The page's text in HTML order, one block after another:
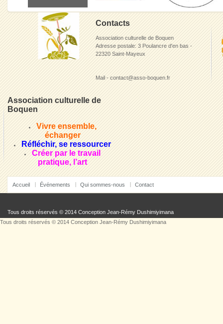
Contacts
Association culturelle de Boquen
Adresse postale: 3 Poulancre d'en bas -
22320 Saint-Mayeux
Mail - contact@asso-boquen.fr
Association culturelle de
Boquen
Vivre ensemble,
échanger
Réfléchir, se ressourcer
Créer par le travail
pratique, l’art
Accueil Événements Qui sommes-nous Contact
Tous droits réservés © 2014 Conception Jean-Rémy Dushimiyimana
Tous droits réservés © 2014 Conception Jean-Rémy Dushimiyimana